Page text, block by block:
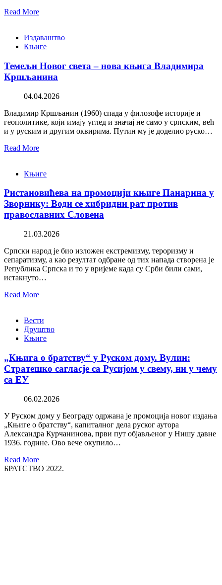
Read More
Издаваштво
Књиге
Темељи Новог света – нова књига Владимира
Кршљанина
04.04.2026
Владимир Кршљанин (1960) спада у филозофе историје и
геополитике, који имају углед и значај не само у српским, већ
и у руским и другим оквирима. Путин му је доделио руско…
Read More
Књиге
Ристановићева на промоцији књиге Панарина у
Зворнику: Води се хибридни рат против
православних Словена
21.03.2026
Српски народ је био изложен екстремизму, тероризму и
сепаратизму, а као резултат одбране од тих напада створена је
Република Српска и то у вријеме када су Срби били сами,
истакнуто…
Read More
Вести
Друштво
Књиге
„Књига о братству“ у Руском дому. Вулин:
Стратешко сагласје са Русијом у свему, ни у чему
са ЕУ
06.02.2026
У Руском дому у Београду одржана је промоција новог издања
„Књиге о братству“, капиталног дела руског аутора
Александра Курчанинова, први пут објављеног у Нишу давне
1936. године. Ово вече окупило…
Read More
БРАТСТВО 2022.